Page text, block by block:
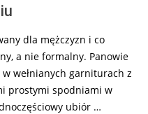
dla mężczyzn i co
a nie formalny. Panowie
wełnianych garniturach z
prostymi spodniami w
ubiór …